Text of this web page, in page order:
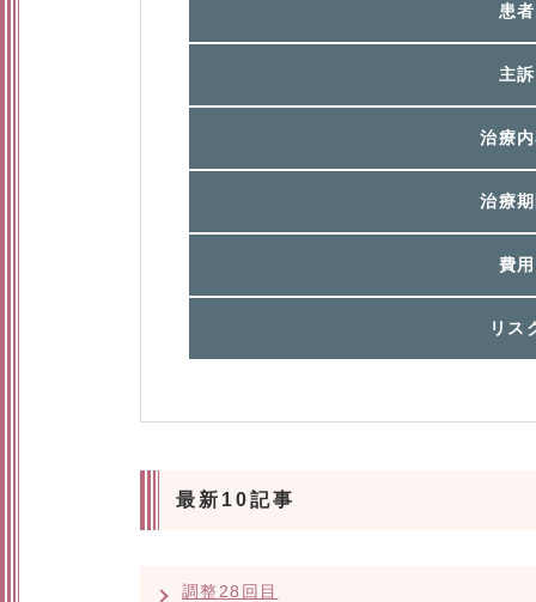
患者
主訴
治療
治療期
費用
リス
最新10記事
調整28回目